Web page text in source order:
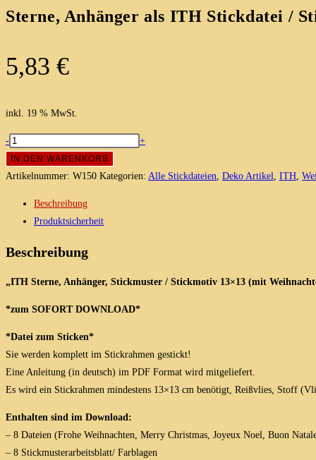
Sterne, Anhänger als ITH Stickdatei /
5,83 €
inkl. 19 % MwSt.
Sterne,
Anhänger
als
Stickdatei
Stickmotiv
Menge
- +
IN DEN WARENKORB
Artikelnummer: W150 Kategorien: Alle Stickdateien Deko Artikel ITH
Beschreibung
Produktsicherheit
Beschreibung
„ITH Sterne, Anhänger, Stickmuster / Stickmotiv 13×13 (mit
*zum SOFORT DOWNLOAD*
*Datei zum Sticken*
Sie werden komplett im Stickrahmen gestickt!
Eine Anleitung (in deutsch) im PDF Format wird mitgeliefert.
Es wird ein Stickrahmen mindestens 13×13 cm benötigt, Reißvlies, Stoff
Enthalten sind im Download:
– 8 Dateien (Frohe Weihnachten, Merry Christmas, Joyeux Noel, Buon
– 8 Stickmusterarbeitsblatt/ Farblagen